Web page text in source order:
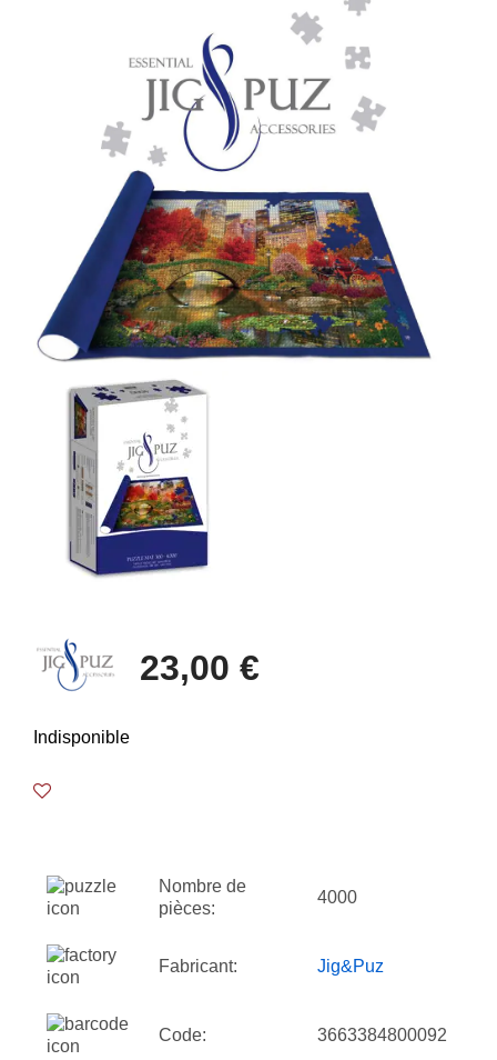
23,00 €
Indisponible
Nombre de
pièces:
4000
Fabricant: Jig&Puz
Code: 3663384800092